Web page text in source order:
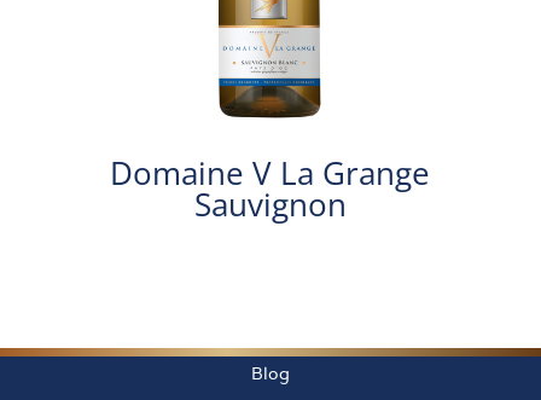
Domaine V La Grange
Sauvignon
Blog